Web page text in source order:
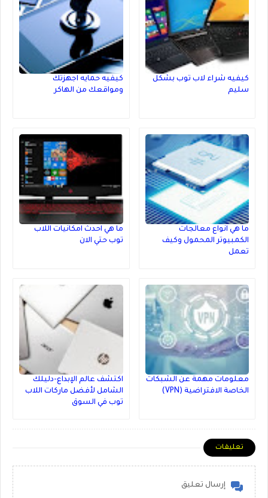
كيفيه شراء لاب توب بشكل
سليم
كيفيه حمايه اجهزتك
ومواقعك من الهاكر
ما هي انواع معالجات
الكمبيوتر المحمول وكيف
تعمل
ما هي احدث امكانيات اللاب
توب حتي الان
معلومات مهمة عن الشبكات
الخاصة الافتراضية (VPN)
اكتشف عالم الإبداع-دليلك
الشامل لأفضل ماركات اللاب
توب في السوق
تعليقات
إرسال تعليق